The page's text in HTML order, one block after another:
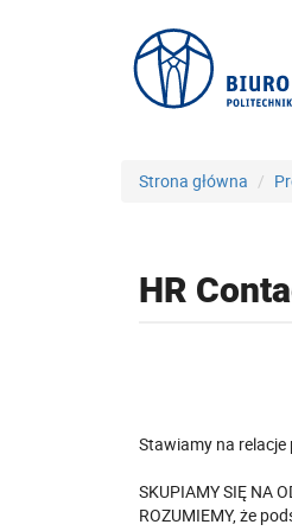
Strona główna
HR
Stawiamy na
SKUPIAMY SIĘ NA
ROZUMIEMY, że